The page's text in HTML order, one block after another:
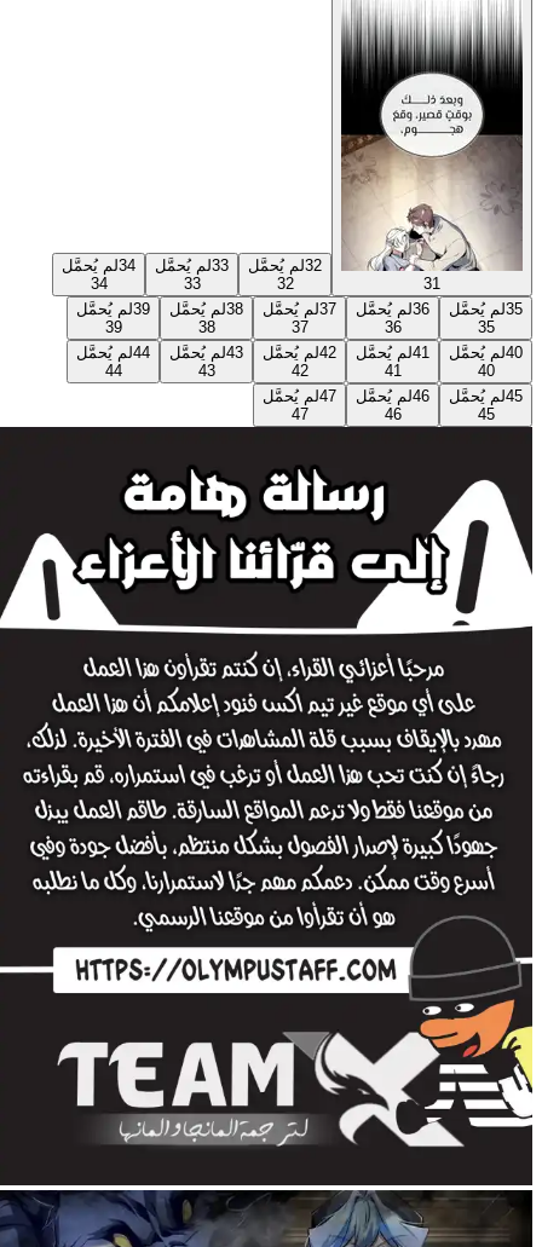
31
32لم يُحمَّل
32
33لم يُحمَّل
33
34لم يُحمَّل
34
35لم يُحمَّل
35
36لم يُحمَّل
36
37لم يُحمَّل
37
38لم يُحمَّل
38
39لم يُحمَّل
39
40لم يُحمَّل
40
41لم يُحمَّل
41
42لم يُحمَّل
42
43لم يُحمَّل
43
44لم يُحمَّل
44
45لم يُحمَّل
45
46لم يُحمَّل
46
47لم يُحمَّل
47